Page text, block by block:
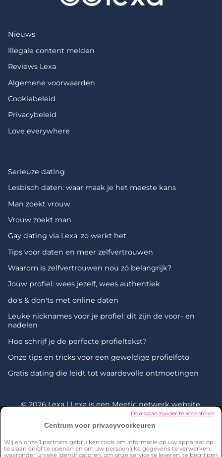
Nieuws
Illegale content melden
Reviews Lexa
Algemene voorwaarden
Cookiebeleid
Privacybeleid
Love everywhere
Serieuze dating
Lesbisch daten: waar maak je het meeste kans
Man zoekt vrouw
Vrouw zoekt man
Gay dating via Lexa: zo werkt het
Tips voor daten en meer zelfvertrouwen
Waarom is zelfvertrouwen nou zó belangrijk?
Jouw profiel: wees jezelf, wees authentiek
do's & don'ts met online daten
Leuke nicknames voor je profiel: dit zijn de voor- en
nadelen
Hoe schrijf je de perfecte profieltekst?
Onze tips en tricks voor een geweldige profielfoto
Gratis dating die leidt tot waardevolle ontmoetingen
© 2026 Lexa | Lexa is eenMeetic netwerkwebsite.
*Onderzoek uitgevoerd door Dynata in december 2023 onder
een representatieve steekproef van 2001 personen van 18+ in
Nederland. 18% van de respondenten zegt iemand te kennen
die een partner heeft ontmoet op Lexa V: Ken je onder je
Centrum voor privacyvoorkeuren
Wij en onze 1 partners gebruiken tools om informatie op uw apparaat op
te slaan en/of te openen en om uw persoonlijke gegevens te verwerken,
waaronder unieke identificatoren, om onze service te leveren, te begrijpen
Doorgaan zonder te accepteren